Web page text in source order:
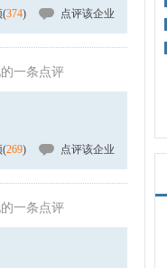
(374) 点评该企业
一条点评
(269) 点评该企业
一条点评